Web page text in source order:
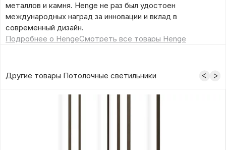
металлов и камня. Henge не раз был удостоен
международных наград за инновации и вклад в
современный дизайн.
Подробнее о HengeСмотреть все товары Henge
Другие товары Потолочные светильники